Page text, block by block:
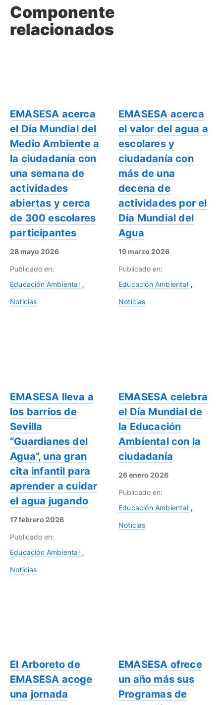
Componente
relacionados
EMASESA acerca
el Día Mundial del
Medio Ambiente a
la ciudadanía con
una semana de
actividades
abiertas y cerca
de 300 escolares
participantes
28 mayo 2026
Publicado en:
Educación Ambiental
Noticias
EMASESA acerca
el valor del agua a
escolares y
ciudadanía con
más de una
decena de
actividades por el
Día Mundial del
Agua
19 marzo 2026
Publicado en:
Educación Ambiental
Noticias
EMASESA lleva a
los barrios de
Sevilla
“Guardianes del
Agua”, una gran
cita infantil para
aprender a cuidar
el agua jugando
17 febrero 2026
Publicado en:
Educación Ambiental
Noticias
EMASESA celebra
el Día Mundial de
la Educación
Ambiental con la
ciudadanía
26 enero 2026
Publicado en:
Educación Ambiental
Noticias
El Arboreto de
EMASESA acoge
una jornada
EMASESA ofrece
un año más sus
Programas de